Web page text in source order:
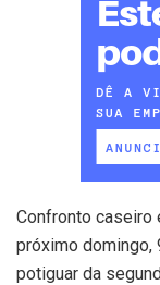
Confronto caseiro
próximo domingo,
potiguar da